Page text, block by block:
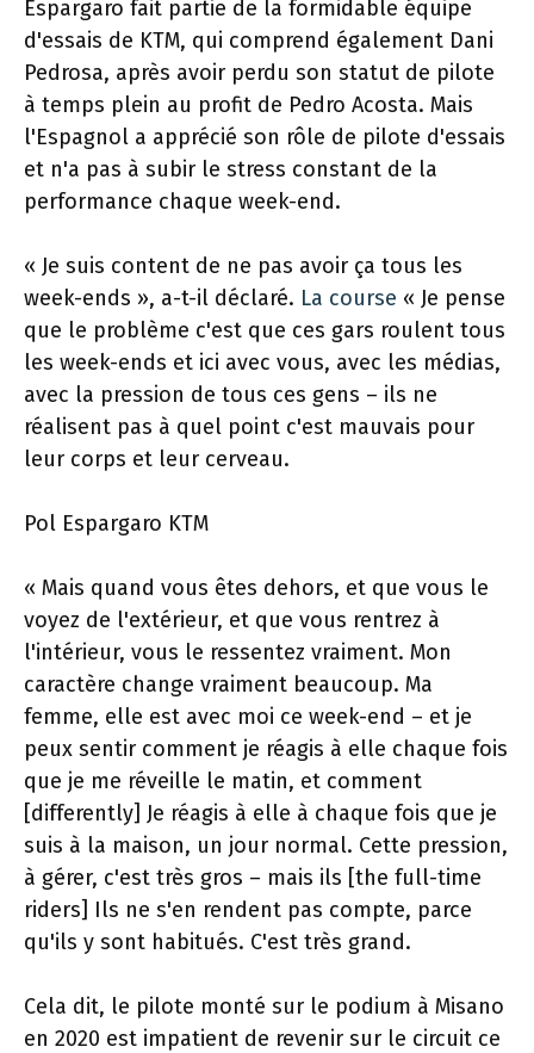
Espargaro fait partie de la formidable équipe
d'essais de KTM, qui comprend également Dani
Pedrosa, après avoir perdu son statut de pilote
à temps plein au profit de Pedro Acosta. Mais
l'Espagnol a apprécié son rôle de pilote d'essais
et n'a pas à subir le stress constant de la
performance chaque week-end.
« Je suis content de ne pas avoir ça tous les
week-ends », a-t-il déclaré. La course « Je pense
que le problème c'est que ces gars roulent tous
les week-ends et ici avec vous, avec les médias,
avec la pression de tous ces gens – ils ne
réalisent pas à quel point c'est mauvais pour
leur corps et leur cerveau.
Pol Espargaro KTM
« Mais quand vous êtes dehors, et que vous le
voyez de l'extérieur, et que vous rentrez à
l'intérieur, vous le ressentez vraiment. Mon
caractère change vraiment beaucoup. Ma
femme, elle est avec moi ce week-end – et je
peux sentir comment je réagis à elle chaque fois
que je me réveille le matin, et comment
[differently] Je réagis à elle à chaque fois que je
suis à la maison, un jour normal. Cette pression,
à gérer, c'est très gros – mais ils [the full-time
riders] Ils ne s'en rendent pas compte, parce
qu'ils y sont habitués. C'est très grand.
Cela dit, le pilote monté sur le podium à Misano
en 2020 est impatient de revenir sur le circuit ce